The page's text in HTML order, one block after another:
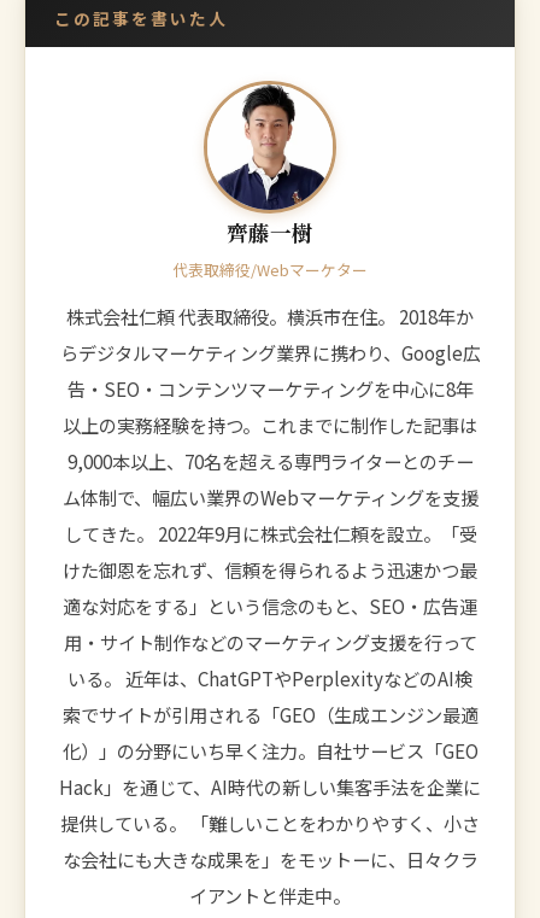
この記事を書いた人
齊藤一樹
代表取締役/Webマーケター
株式会社仁頼 代表取締役。横浜市在住。 2018年か
らデジタルマーケティング業界に携わり、Google広
告・SEO・コンテンツマーケティングを中心に8年
以上の実務経験を持つ。これまでに制作した記事は
9,000本以上、70名を超える専門ライターとのチー
ム体制で、幅広い業界のWebマーケティングを支援
してきた。 2022年9月に株式会社仁頼を設立。「受
けた御恩を忘れず、信頼を得られるよう迅速かつ最
適な対応をする」という信念のもと、SEO・広告運
用・サイト制作などのマーケティング支援を行って
いる。 近年は、ChatGPTやPerplexityなどのAI検
索でサイトが引用される「GEO（生成エンジン最適
化）」の分野にいち早く注力。自社サービス「GEO
Hack」を通じて、AI時代の新しい集客手法を企業に
提供している。 「難しいことをわかりやすく、小さ
な会社にも大きな成果を」をモットーに、日々クラ
イアントと伴走中。